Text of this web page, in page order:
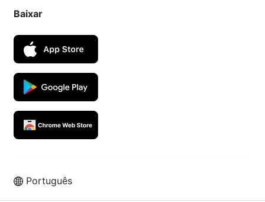
Baixar
Português